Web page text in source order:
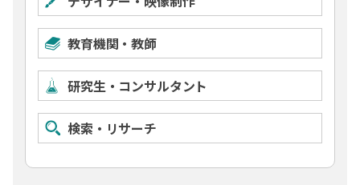
教育機関・教師
研究生・コンサルタント
検索・リサーチ